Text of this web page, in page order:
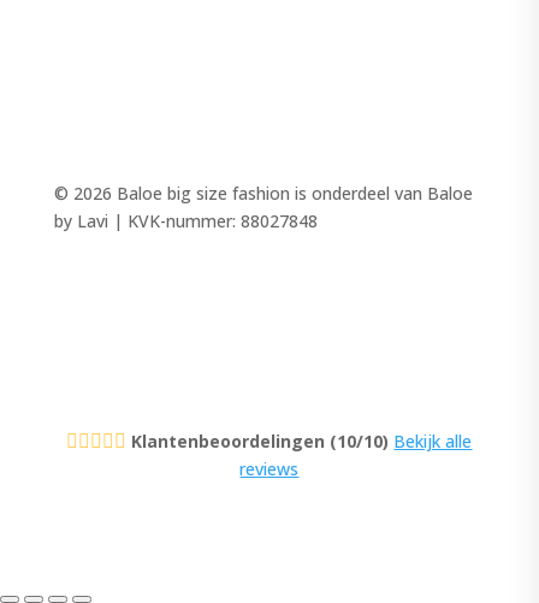
© 2026 Baloe big size fashion is onderdeel van Baloe
by Lavi | KVK-nummer: 88027848
     Klantenbeoordelingen (10/10) Bekijk alle
reviews